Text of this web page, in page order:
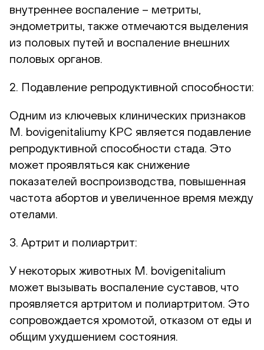
внутреннее воспаление – метриты,
эндометриты, также отмечаются выделения
из половых путей и воспаление внешних
половых органов.
2. Подавление репродуктивной способности:
Одним из ключевых клинических признаков
М. bovigenitaliumу КРС является подавление
репродуктивной способности стада. Это
может проявляться как снижение
показателей воспроизводства, повышенная
частота абортов и увеличенное время между
отелами.
3. Артрит и полиартрит:
У некоторых животных M. bovigenitalium
может вызывать воспаление суставов, что
проявляется артритом и полиартритом. Это
сопровождается хромотой, отказом от еды и
общим ухудшением состояния.